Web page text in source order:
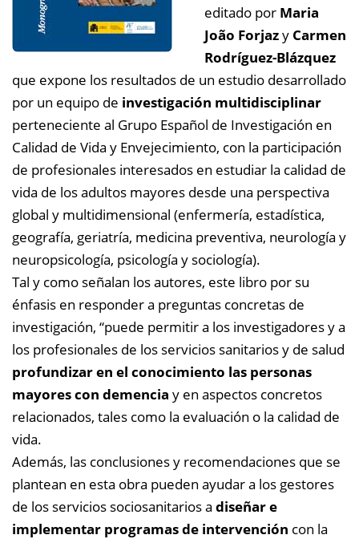
editado por Maria
João Forjazy Carmen
Rodríguez-Blázquez
que expone los resultados de un estudio desarrollado
por un equipo de investigación multidisciplinar
perteneciente al Grupo Español de Investigación en
Calidad de Vida y Envejecimiento, con la participación
de profesionales interesados en estudiar la calidad de
vida de los adultos mayores desde una perspectiva
global y multidimensional (enfermería, estadística,
geografía, geriatría, medicina preventiva, neurología y
neuropsicología, psicología y sociología).
Tal y como señalan los autores, este libro por su
énfasis en responder a preguntas concretas de
investigación, “puede permitir a los investigadores y a
los profesionales de los servicios sanitarios y de salud
profundizar en el conocimiento las personas
mayores con demencia y en aspectos concretos
relacionados, tales como la evaluación o la calidad de
vida.
Además, las conclusiones y recomendaciones que se
plantean en esta obra pueden ayudar a los gestores
de los servicios sociosanitarios a diseñar e
implementar programas de intervención con la